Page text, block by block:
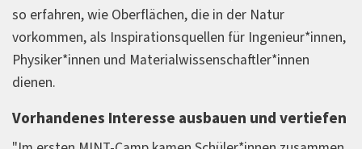
so erfahren, wie Oberflächen, die in der Natur
vorkommen, als Inspirationsquellen für Ingenieur*innen,
Physiker*innen und Materialwissenschaftler*innen
dienen.
Vorhandenes Interesse ausbauen und vertiefen